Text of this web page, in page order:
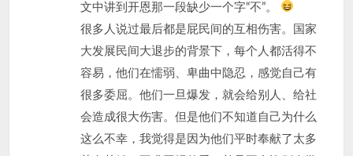
文中讲到开恩那一段缺少一个字“不”。
很多人说过最后都是屁民间的互相伤害。国家
大发展民间大退步的背景下，每个人都活得不
容易，他们在懦弱、卑曲中隐忍，感觉自己有
很多委屈。他们一旦爆发，就会给别人、给社
会造成很大伤害。但是他们不知道自己为什么
这么不幸，我觉得是因为他们平时奉献了太多